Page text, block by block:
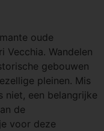
oude
Vecchia. Wandelen
gebouwen
pleinen. Mis
niet, een belangrijke
de
voor deze